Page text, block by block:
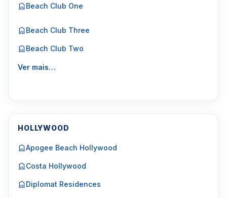
Beach Club One
Beach Club Three
Beach Club Two
Ver mais…
HOLLYWOOD
Apogee Beach Hollywood
Costa Hollywood
Diplomat Residences